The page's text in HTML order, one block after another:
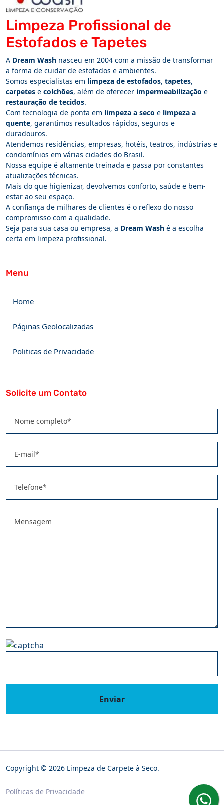
Limpeza Profissional de
Estofados e Tapetes
A Dream Wash nasceu em 2004 com a missão de transformar
a forma de cuidar de estofados e ambientes.
Somos especialistas em limpeza de estofados, tapetes,
carpetes e colchões, além de oferecer impermeabilização e
restauração de tecidos.
Com tecnologia de ponta em limpeza a seco e limpeza a
quente, garantimos resultados rápidos, seguros e
duradouros.
Atendemos residências, empresas, hotéis, teatros, indústrias e
condomínios em várias cidades do Brasil.
Nossa equipe é altamente treinada e passa por constantes
atualizações técnicas.
Mais do que higienizar, devolvemos conforto, saúde e bem-
estar ao seu espaço.
A confiança de milhares de clientes é o reflexo do nosso
compromisso com a qualidade.
Seja para sua casa ou empresa, a Dream Wash é a escolha
certa em limpeza profissional.
Menu
Home
Páginas Geolocalizadas
Politicas de Privacidade
Solicite um Contato
Enviar
Copyright © 2026 Limpeza de Carpete à Seco.
Políticas de Privacidade